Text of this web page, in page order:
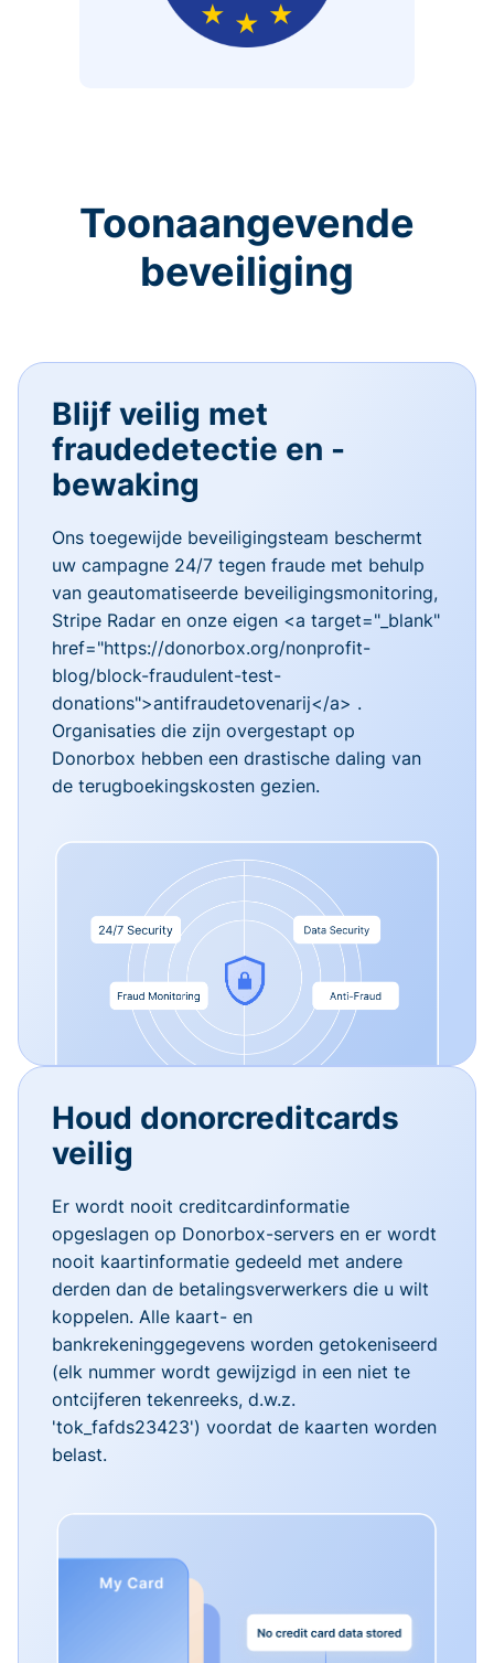
Toonaangevende
beveiliging
Blijf veilig met
fraudedetectie en -
bewaking
Ons toegewijde beveiligingsteam beschermt
uw campagne 24/7 tegen fraude met behulp
van geautomatiseerde beveiligingsmonitoring,
Stripe Radar en onze eigen <a target="_blank"
href="https://donorbox.org/nonprofit-
blog/block-fraudulent-test-
donations">antifraudetovenarij</a> .
Organisaties die zijn overgestapt op
Donorbox hebben een drastische daling van
de terugboekingskosten gezien.
Houd donorcreditcards
veilig
Er wordt nooit creditcardinformatie
opgeslagen op Donorbox-servers en er wordt
nooit kaartinformatie gedeeld met andere
derden dan de betalingsverwerkers die u wilt
koppelen. Alle kaart- en
bankrekeninggegevens worden getokeniseerd
(elk nummer wordt gewijzigd in een niet te
ontcijferen tekenreeks, d.w.z.
'tok_fafds23423') voordat de kaarten worden
belast.